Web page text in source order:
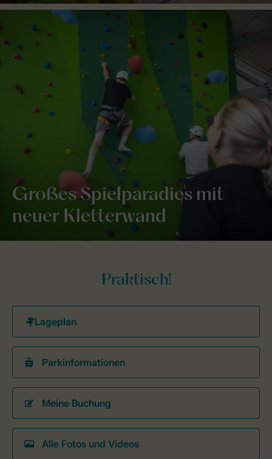
Großes Spielparadies mit
neuer Kletterwand
Praktisch!
Parkinformationen
Meine Buchung
Alle Fotos und Videos